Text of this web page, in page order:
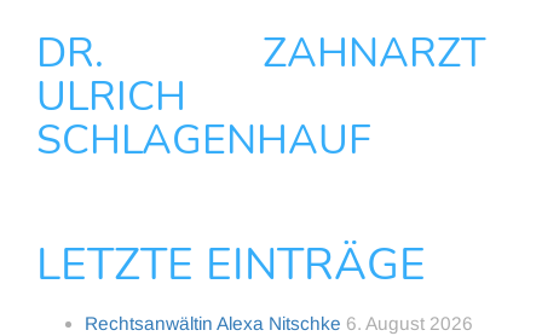
DR. ZAHNARZT
ULRICH
SCHLAGENHAUF
LETZTE EINTRÄGE
Rechtsanwältin Alexa Nitschke 6. August 2026